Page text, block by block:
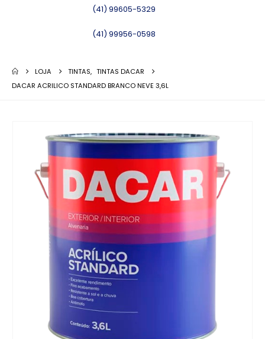
(41) 99605-5329
(41) 99956-0598
LOJA TINTAS, TINTAS DACAR
DACAR ACRILICO STANDARD BRANCO NEVE 3,6L